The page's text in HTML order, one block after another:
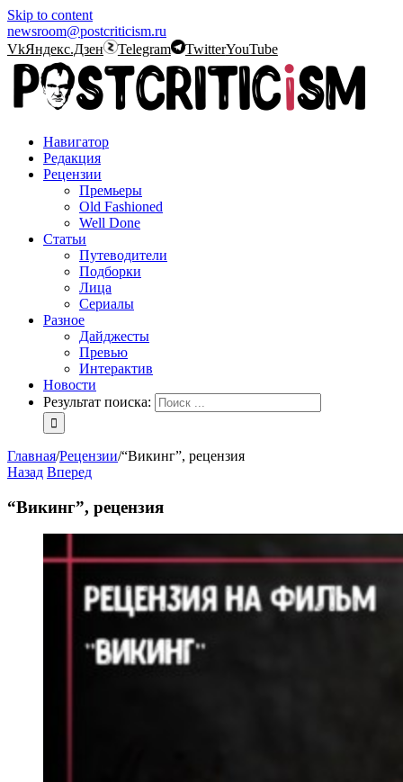
Skip to content
newsroom@postcriticism.ru
VkЯндекс.Дзен Telegram TwitterYouTube
Навигатор
Редакция
Рецензии
Премьеры
Old Fashioned
Well Done
Статьи
Путеводители
Подборки
Лица
Сериалы
Разное
Дайджесты
Превью
Интерактив
Новости
Результат поиска:
Главная/Рецензии/“Викинг”, рецензия
Назад Вперед
“Викинг”, рецензия